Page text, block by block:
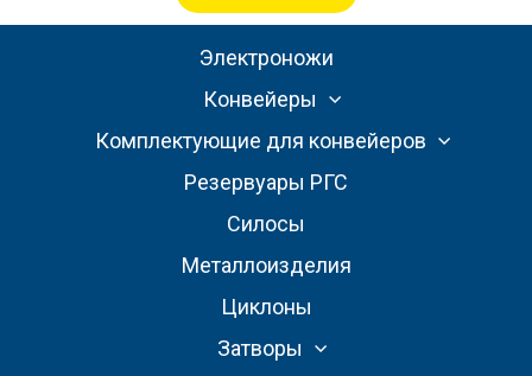
Электроножи
Конвейеры
Комплектующие для конвейеров
Резервуары РГС
Силосы
Металлоизделия
Циклоны
Затворы